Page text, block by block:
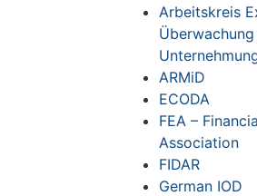
Arbeitskreis
ARMiD
ECODA
FEA –
Association
FIDAR
German IOD